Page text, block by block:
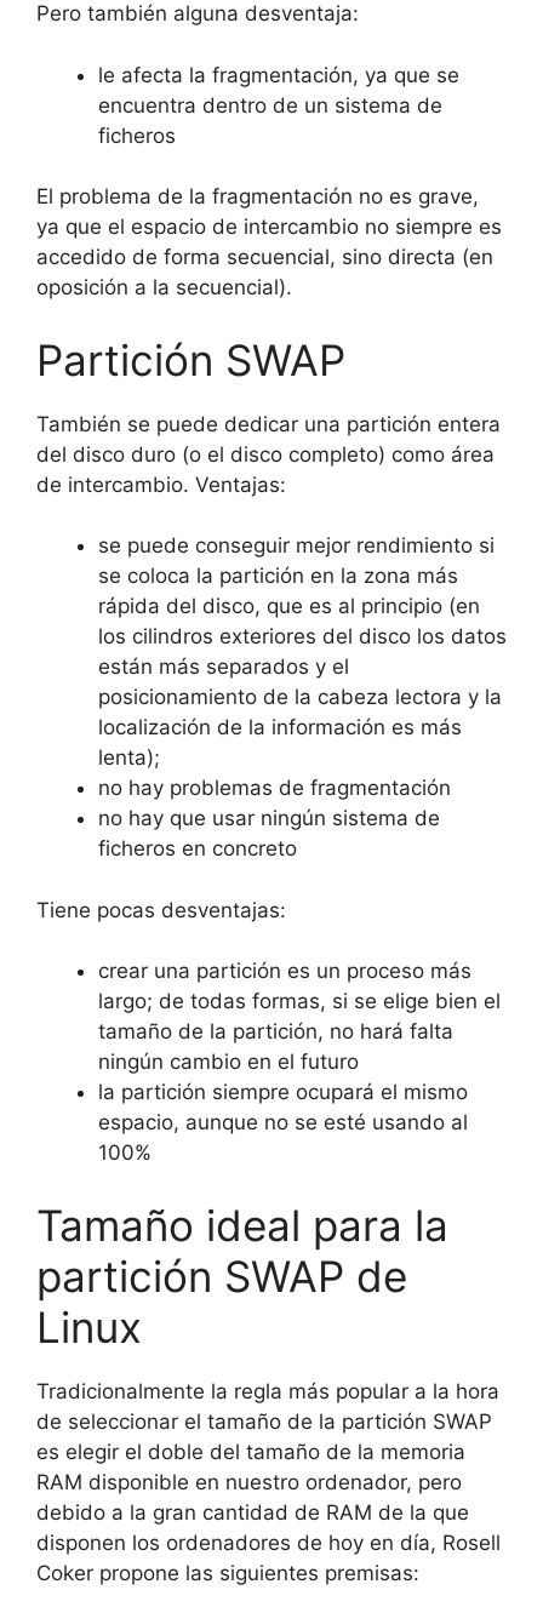
Pero también alguna desventaja:
le afecta la fragmentación, ya que se
encuentra dentro de un sistema de
ficheros
El problema de la fragmentación no es grave,
ya que el espacio de intercambio no siempre es
accedido de forma secuencial, sino directa (en
oposición a la secuencial).
Partición SWAP
También se puede dedicar una partición entera
del disco duro (o el disco completo) como área
de intercambio. Ventajas:
se puede conseguir mejor rendimiento si
se coloca la partición en la zona más
rápida del disco, que es al principio (en
los cilindros exteriores del disco los datos
están más separados y el
posicionamiento de la cabeza lectora y la
localización de la información es más
lenta);
no hay problemas de fragmentación
no hay que usar ningún sistema de
ficheros en concreto
Tiene pocas desventajas:
crear una partición es un proceso más
largo; de todas formas, si se elige bien el
tamaño de la partición, no hará falta
ningún cambio en el futuro
la partición siempre ocupará el mismo
espacio, aunque no se esté usando al
100%
Tamaño ideal para la
partición SWAP de
Linux
Tradicionalmente la regla más popular a la hora
de seleccionar el tamaño de la partición SWAP
es elegir el doble del tamaño de la memoria
RAM disponible en nuestro ordenador, pero
debido a la gran cantidad de RAM de la que
disponen los ordenadores de hoy en día, Rosell
Coker propone las siguientes premisas: